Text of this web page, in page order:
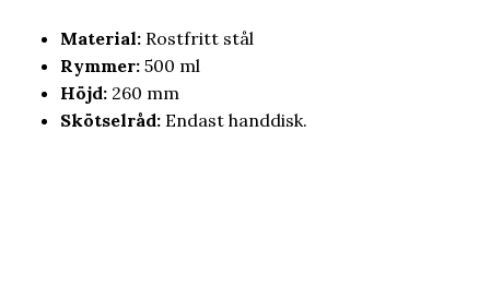
Material: Rostfritt stål
Rymmer: 500 ml
Höjd: 260 mm
Skötselråd: Endast handdisk.